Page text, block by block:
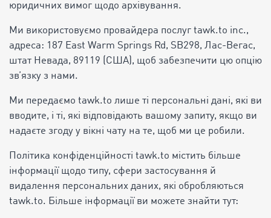
юридичних вимог щодо архівування.
Ми використовуємо провайдера послуг tawk.to inc.,
адреса: 187 East Warm Springs Rd, SB298, Лас-Вегас,
штат Невада, 89119 (США), щоб забезпечити цю опцію
зв’язку з нами.
Ми передаємо tawk.to лише ті персональні дані, які ви
вводите, і ті, які відповідають вашому запиту, якщо ви
надаєте згоду у вікні чату на те, щоб ми це робили.
Політика конфіденційності tawk.to містить більше
інформації щодо типу, сфери застосування й
видалення персональних даних, які обробляються
tawk.to. Більше інформації ви можете знайти тут: